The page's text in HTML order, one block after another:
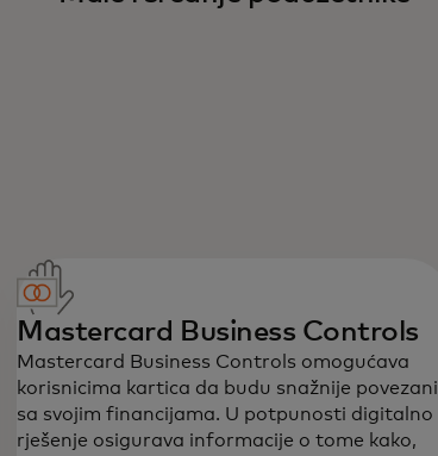
Mastercard Business Controls
Mastercard Business Controls omogućava
korisnicima kartica da budu snažnije povezani
sa svojim financijama. U potpunosti digitalno
rješenje osigurava informacije o tome kako,